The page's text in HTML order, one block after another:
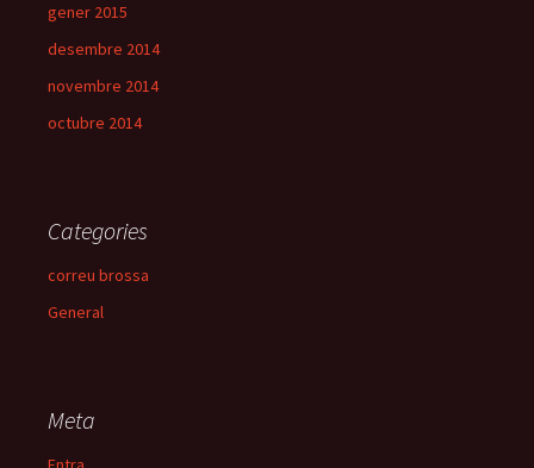
gener 2015
desembre 2014
novembre 2014
octubre 2014
Categories
correu brossa
General
Meta